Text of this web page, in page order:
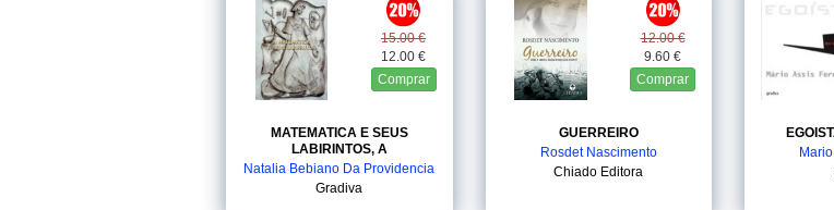
15.00 €
12.00 €
Comprar
MATEMATICA E SEUS
LABIRINTOS, A
Natalia Bebiano Da Providencia
Gradiva
12.00 €
9.60 €
Comprar
GUERREIRO
Rosdet Nascimento
Chiado Editora